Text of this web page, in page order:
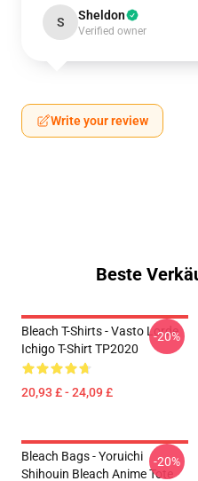
S Sheldon
Verified owner
Write your review
Beste
Bleach T-Shirts - Vasto Lorde
Ichigo T-Shirt TP2020
20,93 £ - 24,09 £
-20%
Bleach Bags - Yoruichi
Shihouin Bleach Anime Tote
-20%